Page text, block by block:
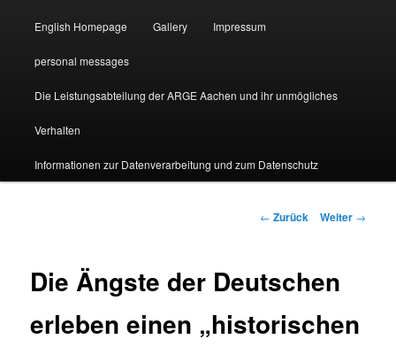
English Homepage Gallery Impressum
personal messages
Die Leistungsabteilung der ARGE Aachen und ihr unmögliches
Verhalten
Informationen zur Datenverarbeitung und zum Datenschutz
Beitragsnavigation
← Zurück Weiter →
Die Ängste der Deutschen
erleben einen „historischen